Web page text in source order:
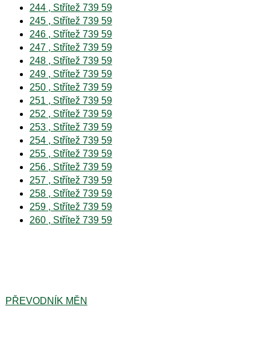
244 , Střítež 739 59
245 , Střítež 739 59
246 , Střítež 739 59
247 , Střítež 739 59
248 , Střítež 739 59
249 , Střítež 739 59
250 , Střítež 739 59
251 , Střítež 739 59
252 , Střítež 739 59
253 , Střítež 739 59
254 , Střítež 739 59
255 , Střítež 739 59
256 , Střítež 739 59
257 , Střítež 739 59
258 , Střítež 739 59
259 , Střítež 739 59
260 , Střítež 739 59
PŘEVODNÍK MĚN